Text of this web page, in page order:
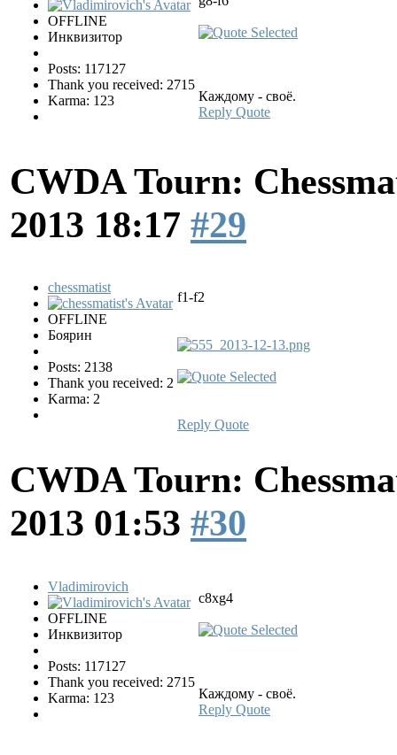
OFFLINE
Инквизитор
Posts: 117127
Thank you received: 2715
Karma: 123
Каждому - своё.
Reply Quote
CWDA Tourn:
2013 18:17 #29
chessmatist
OFFLINE
Боярин
Posts: 2138
Thank you received: 2
Karma: 2
f1-f2
Reply Quote
CWDA Tourn:
2013 01:53 #30
Vladimirovich
OFFLINE
Инквизитор
Posts: 117127
Thank you received: 2715
Karma: 123
c8xg4
Каждому - своё.
Reply Quote